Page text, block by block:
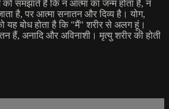
समझाते हैं कि न आत्मा का जन्म होता है, न
है, पर आत्मा सनातन और दिव्य है। योग,
यह बोध होता है कि "मैं" शरीर से अलग हूं।
हैं, अनादि और अविनाशी। मृत्यु शरीर की होती